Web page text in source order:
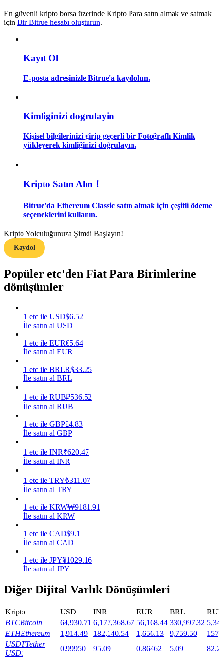
Rehber
Ticaret stratejileri
Kazan
Power Piggy
Günlük rekabetçi ödüller kazanın
Staking
Launchpool
Popüler token'lar kazanmak için esnek staking
En güvenli kripto borsa üzerinde Kripto Para satın almak ve satmak
için Bir Bitrue hesabı oluşturun.
Kayıt Ol
E-posta adresinizle Bitrue'a kaydolun.
Kimliginizi dogrulayin
Kişisel bilgilerinizi girip geçerli bir Fotoğraflı Kimlik
yükleyerek kimliğinizi doğrulayın.
Kripto Satın Alın！
Bitrue'da Ethereum Classic satın almak için çeşitli ödeme
seçeneklerini kullanın.
Kripto Yolculuğunuza Şimdi Başlayın!
Kaydol
Popüler etc'den Fiat Para Birimlerine
dönüşümler
1 etc ile USD$6.52
İle satın al USD
1 etc ile EUR€5.64
İle satın al EUR
1 etc ile BRLR$33.25
İle satın al BRL
1 etc ile RUB₽536.52
İle satın al RUB
1 etc ile GBP£4.83
İle satın al GBP
1 etc ile INR₹620.47
İle satın al INR
1 etc ile TRY₺311.07
İle satın al TRY
1 etc ile KRW₩9181.91
İle satın al KRW
1 etc ile CAD$9.1
İle satın al CAD
1 etc ile JPY¥1029.16
İle satın al JPY
Diğer Dijital Varlık Dönüşümleri
Kripto USD INR EUR BRL
BTCBitcoin 64,930.71 6,177,368.67 56,168.44 330,997.32
ETHEthereum 1,914.49 182,140.54 1,656.13 9,759.50
USDTTether
USDt
0.99950 95.09 0.86462 5.09